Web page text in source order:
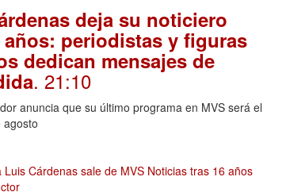
deja su noticiero
años: periodistas y figuras
dedican mensajes de
. 21:10
anuncia que su último programa en MVS será el
agosto